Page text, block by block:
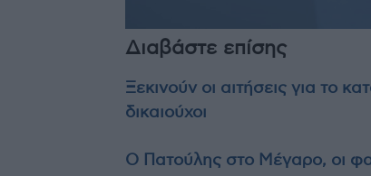
Διαβάστε επίσης
Ξεκινούν οι αιτήσεις για το
δικαιούχοι
Ο Πατούλης στο Μέγαρο, οι